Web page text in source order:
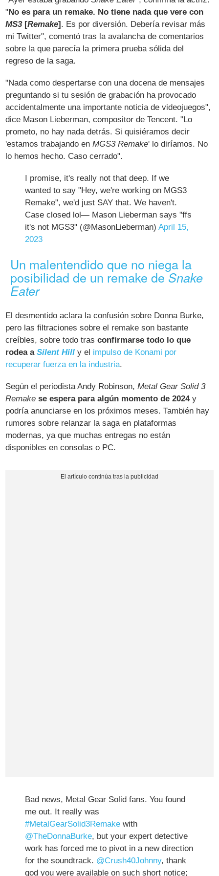
"No es para un remake. No tiene nada que vere con
MS3[Remake]. Es por diversión. Debería revisar más
mi Twitter", comentó tras la avalancha de comentarios
sobre la que parecía la primera prueba sólida del
regreso de la saga.
"Nada como despertarse con una docena de mensajes
preguntando si tu sesión de grabación ha provocado
accidentalmente una importante noticia de videojuegos",
dice Mason Lieberman, compositor de Tencent. "Lo
prometo, no hay nada detrás. Si quisiéramos decir
'estamos trabajando enMGS3 Remake' lo diríamos. No
lo hemos hecho. Caso cerrado".
I promise, it's really not that deep. If we
wanted to say "Hey, we're working on MGS3
Remake", we'd just SAY that. We haven't.
Case closed lol— Mason Lieberman says "ffs
it's not MGS3" (@MasonLieberman)April 15,
2023
Un malentendido que no niega la
posibilidad de un remake deSnake
Eater
El desmentido aclara la confusión sobre Donna Burke,
pero las filtraciones sobre el remake son bastante
creíbles, sobre todo trasconfirmarse todo lo que
rodea aSilent Hill y el impulso de Konami por
recuperar fuerza en la industria.
Según el periodista Andy Robinson,Metal Gear Solid 3
Remake se espera para algún momento de 2024y
podría anunciarse en los próximos meses. También hay
rumores sobre relanzar la saga en plataformas
modernas, ya que muchas entregas no están
disponibles en consolas o PC.
Bad news, Metal Gear Solid fans. You found
me out. It really was
#MetalGearSolid3Remake with
@TheDonnaBurke, but your expert detective
work has forced me to pivot in a new direction
for the soundtrack. @Crush40Johnny, thank
god you were available on such short notice;